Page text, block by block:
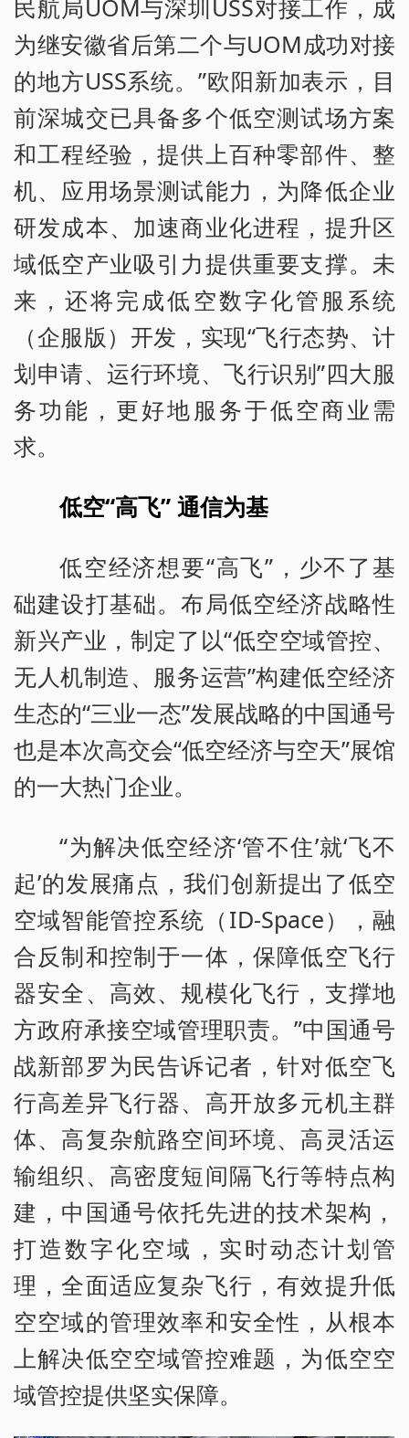
民航局UOM与深圳USS对接工作，成
为继安徽省后第二个与UOM成功对接
的地方USS系统。”欧阳新加表示，目
前深城交已具备多个低空测试场方案
和工程经验，提供上百种零部件、整
机、应用场景测试能力，为降低企业
研发成本、加速商业化进程，提升区
域低空产业吸引力提供重要支撑。未
来，还将完成低空数字化管服系统
（企服版）开发，实现“飞行态势、计
划申请、运行环境、飞行识别”四大服
务功能，更好地服务于低空商业需
求。
低空“高飞” 通信为基
低空经济想要“高飞”，少不了基
础建设打基础。布局低空经济战略性
新兴产业，制定了以“低空空域管控、
无人机制造、服务运营”构建低空经济
生态的“三业一态”发展战略的中国通号
也是本次高交会“低空经济与空天”展馆
的一大热门企业。
“为解决低空经济‘管不住’就‘飞不
起’的发展痛点，我们创新提出了低空
空域智能管控系统（ID-Space），融
合反制和控制于一体，保障低空飞行
器安全、高效、规模化飞行，支撑地
方政府承接空域管理职责。”中国通号
战新部罗为民告诉记者，针对低空飞
行高差异飞行器、高开放多元机主群
体、高复杂航路空间环境、高灵活运
输组织、高密度短间隔飞行等特点构
建，中国通号依托先进的技术架构，
打造数字化空域，实时动态计划管
理，全面适应复杂飞行，有效提升低
空空域的管理效率和安全性，从根本
上解决低空空域管控难题，为低空空
域管控提供坚实保障。